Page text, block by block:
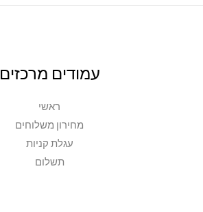
עמודים מרכזים
ראשי
מחירון משלוחים
עגלת קניות
תשלום